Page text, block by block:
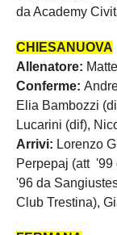
da Academy
CHIESANUOVA
Allenatore:
Conferme:
Elia Bambozzi
Lucarini (dif),
Arrivi: Lorenzo
Perpepaj (att '99
'96 da
Club Trestina),